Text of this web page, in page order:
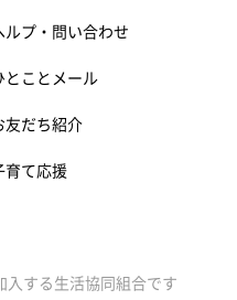
ルプ・問い合わせ
とことメール
友だち紹介
育て応援
入する生活協同組合です